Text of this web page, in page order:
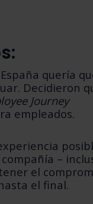
quería
Decidieron
Journey
empleados.
–
el
el final.